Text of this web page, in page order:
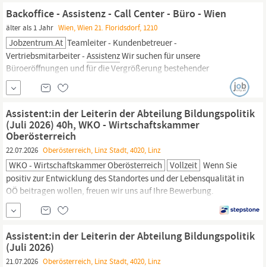
Homeoffice...
Backoffice - Assistenz - Call Center - Büro - Wien
älter als 1 Jahr Wien, Wien 21. Floridsdorf, 1210
Jobzentrum.at Teamleiter - Kundenbetreuer -
Vertriebsmitarbeiter - AssistenzWir suchen für unsere
Büroeröffnungen und für die Vergrößerung bestehender
Standorte Wien - Niederösterreich - Burgenland -
Oberösterreich
Unterstützung! Gesucht werden: Teamleiter Junior-Teamleiter
Homeoffice...
Assistent:in der Leiterin der Abteilung Bildungspolitik
(Juli 2026) 40h, WKO - Wirtschaftskammer
Oberösterreich
22.07.2026 Oberösterreich, Linz Stadt, 4020, Linz
WKO - Wirtschaftskammer Oberösterreich Vollzeit Wenn Sie
positiv zur Entwicklung des Standortes und der Lebensqualität in
OÖ beitragen wollen, freuen wir uns auf Ihre Bewerbung.
Abteilungsleitungs-
und umfassende Unterstützung der
Führungskraft Informationsmanagement, redaktionelle Arbeiten,
Korrespondenz Erstellung von
Assistent:in der Leiterin der Abteilung Bildungspolitik
(Juli 2026)
21.07.2026 Oberösterreich, Linz Stadt, 4020, Linz